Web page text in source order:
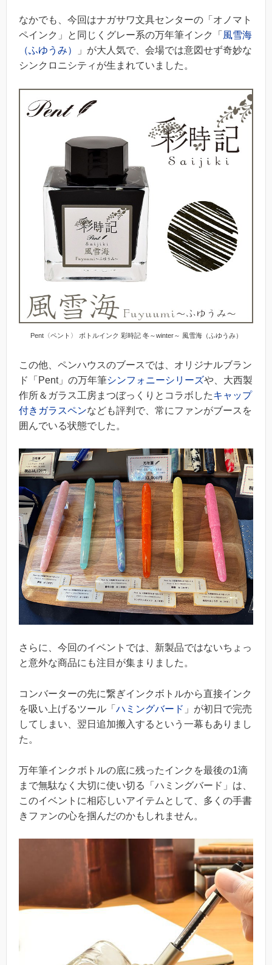
なかでも、今回はナガサワ文具センターの「オノマト
ペインク」と同じくグレー系の万年筆インク「 風雪海
（ふゆうみ）
」が大人気で、会場では意図せず奇妙な
シンクロニシティが生まれていました。
Pent〈ペント〉 ボトルインク 彩時記 冬～winter～ 風雪海（ふゆうみ）
この他、ペンハウスのブースでは、オリジナルブラン
ド「Pent」の万年筆シンフォニーシリーズや、大西製
作所＆ガラス工房まつぼっくりとコラボしたキャップ
付きガラスペンなども評判で、常にファンがブースを
囲んでいる状態でした。
さらに、今回のイベントでは、新製品ではないちょっ
と意外な商品にも注目が集まりました。
コンバーターの先に繋ぎインクボトルから直接インク
を吸い上げるツール「 ハミングバード 」が初日で完売
してしまい、翌日追加搬入するという一幕もありまし
た。
万年筆インクボトルの底に残ったインクを最後の1滴
まで無駄なく大切に使い切る「ハミングバード」は、
このイベントに相応しいアイテムとして、多くの手書
きファンの心を掴んだのかもしれません。